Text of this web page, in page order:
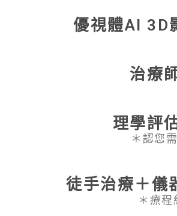
優視體AI 3D
治療
理學評
＊認您
徒手治療＋儀
＊療